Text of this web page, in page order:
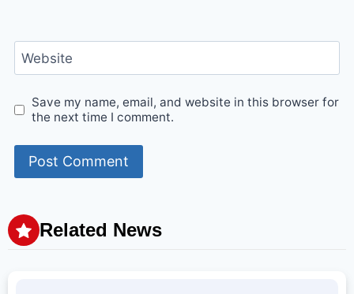
Website
Save my name, email, and website in this browser for
the next time I comment.
Related News